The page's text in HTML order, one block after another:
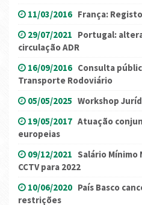
11/03/2016 França:
29/07/2021 Portugal:
circulação ADR
16/09/2016 Consulta
Transporte Rodoviário
05/05/2025 Workshop
19/05/2017 Atuação
europeias
09/12/2021 Salário Mínimo
CCTV para 2022
10/06/2020 País Basco
restrições